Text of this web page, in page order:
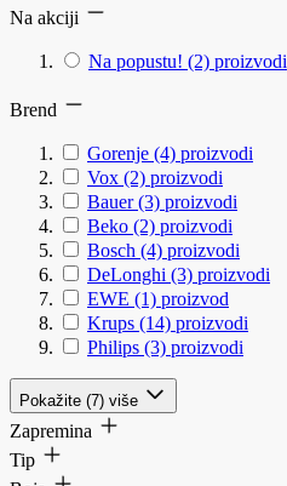
Na akciji
Na popustu! (2) proizvodi
Brend
Gorenje (4) proizvodi
Vox (2) proizvodi
Bauer (3) proizvodi
Beko (2) proizvodi
Bosch (4) proizvodi
DeLonghi (3) proizvodi
EWE (1) proizvod
Krups (14) proizvodi
Philips (3) proizvodi
Pokažite (7) više
Zapremina
Tip